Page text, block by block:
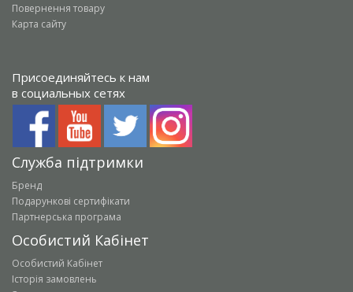
Повернення товару
Карта сайту
Присоединяйтесь к нам
в социальных сетях
Служба підтримки
Бренд
Подарункові сертифікати
Партнерська програма
Особистий Кабінет
Особистий Кабінет
Історія замовлень